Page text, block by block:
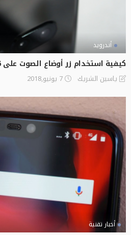
أندرويد
كيفية استخدام زر أوضاع الصوت على OnePlus 6
ياسين الشريك 7 يونيو,2018
أخبار تقنية